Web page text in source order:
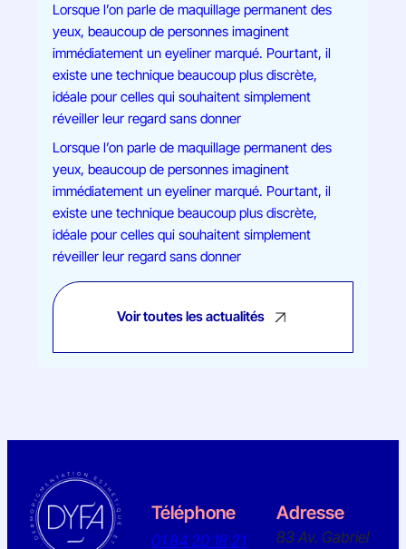
Lorsque l’on parle de maquillage permanent des
yeux, beaucoup de personnes imaginent
immédiatement un eyeliner marqué. Pourtant, il
existe une technique beaucoup plus discrète,
idéale pour celles qui souhaitent simplement
réveiller leur regard sans donner
Lorsque l’on parle de maquillage permanent des
yeux, beaucoup de personnes imaginent
immédiatement un eyeliner marqué. Pourtant, il
existe une technique beaucoup plus discrète,
idéale pour celles qui souhaitent simplement
réveiller leur regard sans donner
Voir toutes les actualités
Téléphone
01 84 20 18 21
Adresse
83 Av. Gabriel